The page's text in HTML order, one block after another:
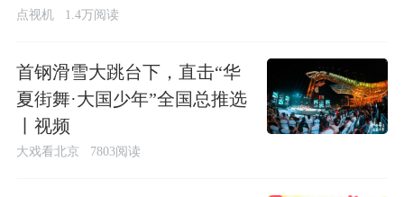
点视机 1.4万阅读
首钢滑雪大跳台下，直击“华
夏街舞·大国少年”全国总推选
丨视频
大戏看北京 7803阅读